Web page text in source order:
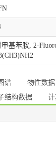
基苯胺, 2-
谱 物性数据
结构数据